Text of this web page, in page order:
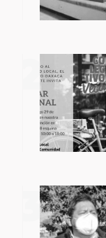
2
3